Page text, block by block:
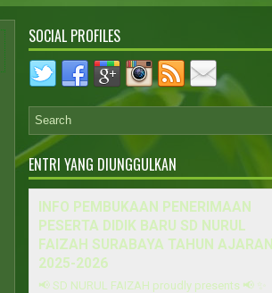
SOCIAL PROFILES
ENTRI YANG DIUNGGULKAN
INFO PEMBUKAAN PENERIMAAN
PESERTA DIDIK BARU SD NURUL
FAIZAH SURABAYA TAHUN AJARAN
2025-2026
📢 SD NURUL FAIZAH proudly presents 📢 ✨